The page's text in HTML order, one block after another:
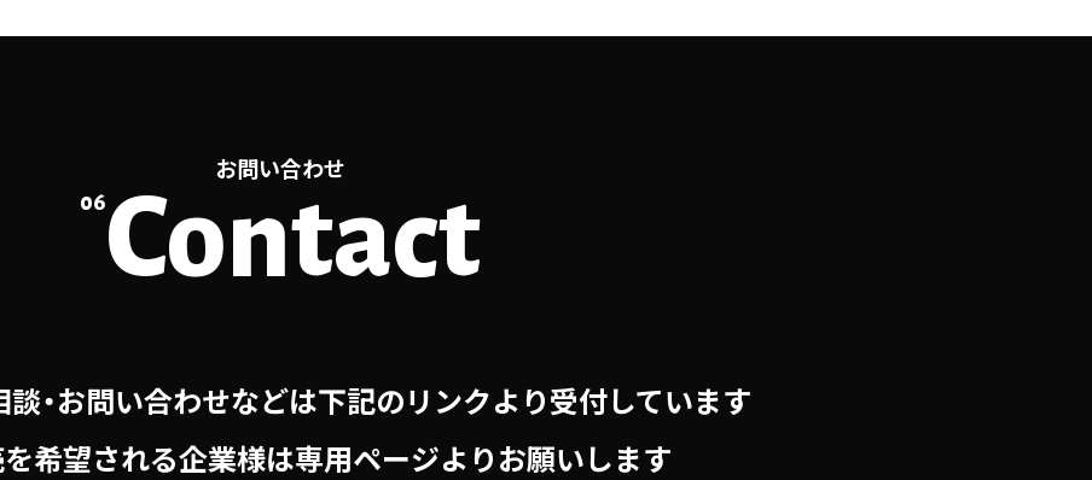
するために改正する場合があります。
いたします。
てご質問などありましたら、お問い合わせフォームをご利用ください。
お問い合わせ
06Contact
・お問い合わせなどは下記のリンクより受付しています
希望される企業様は専用ページよりお願いします